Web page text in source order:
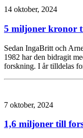
14 oktober, 2024
5 miljoner kronor
Sedan IngaBritt och
1982 har den bidragit
forskning. I år tilldelas
7 oktober, 2024
1,6 miljoner till